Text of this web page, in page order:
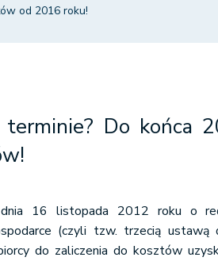
od 2016 roku!
terminie? Do końca
16 listopada 2012 roku o
(czyli tzw. trzecią ustawą
do zaliczenia do kosztów